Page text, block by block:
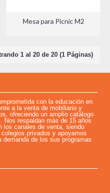
Mesa para Picnic M2
1 al 20 de 20 (1 Páginas)
con la educación en
a la venta de mobiliario y
ofreciendo un amplio catálogo
Nos respaldan más de 15 años
los canales de venta, siendo
privados y apoyamos
de los sus programas